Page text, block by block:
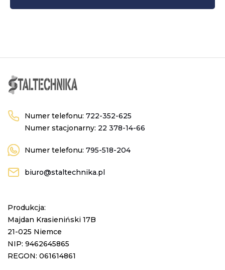
Numer telefonu: 722-352-625
Numer stacjonarny: 22 378-14-66
Numer telefonu: 795-518-204
biuro@staltechnika.pl
Produkcja:
Majdan Krasieniński 17B
21-025 Niemce
NIP: 9462645865
REGON: 061614861